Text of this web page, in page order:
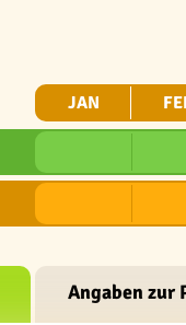
JAN
Angaben zur